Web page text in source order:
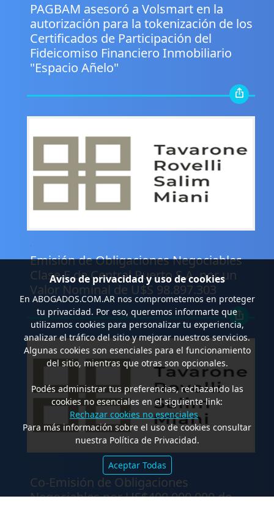
PAGBAM asesoró a Volsmart en la
autorización para la tokenización de los
Certificados de Participación del
Fideicomiso Financiero Inmobiliario
"Espacio Añelo"
Emisión de Obligaciones Negociables
Clase E de Central Puerto S.A. por un
Valor Nominal de U$S 98.897.303
Co-Emisión de Obligaciones
Negociables por US$400.000.000 de
Aviso de privacidad y uso de cookies
En ABOGADOS.COM.ARnos comprometemos en proteger
tu privacidad. Por eso, queremos informarte que
utilizamos cookies para personalizar tu experiencia,
analizar el tráfico del sitio y mejorar nuestros servicios.
Algunas cookies son esenciales para el funcionamiento
del sitio, mientras que otras son opcionales.
Podés administrar tus preferencias, rechazando las
cookies no esenciales en el siguiente link:
Rechazar cookies no esenciales
Para más información sobre el uso de cookies consultar
nuestra Política de Privacidad.
Aceptar Todas